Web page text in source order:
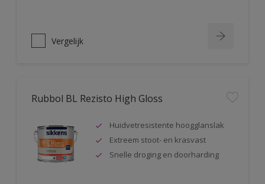
Vergelijk
Rubbol BL Rezisto High Gloss
Huidvetresistente hoogglanslak
Extreem stoot- en krasvast
Snelle droging en doorharding